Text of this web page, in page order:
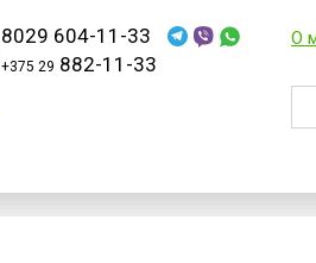
8029 604-11-33
+375 29 882-11-33
О